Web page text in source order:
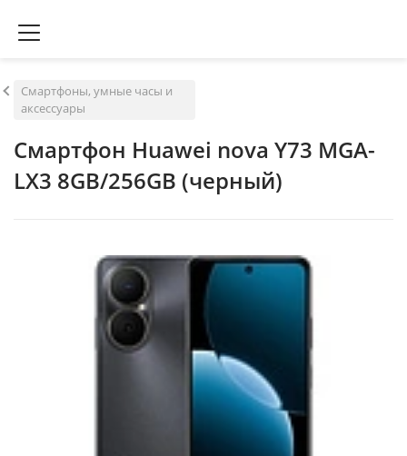
Смартфоны, умные часы и
аксессуары
Смартфон Huawei nova Y73 MGA-
LX3 8GB/256GB (черный)